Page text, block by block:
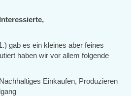
gab es ein kleines aber feines
haben wir vor allem folgende
Einkaufen, Produzieren